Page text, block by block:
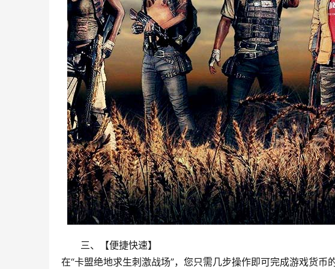
三、【便捷快速】
在“卡盟绝地求生刺激战场”，您只需几步操作即可完成游戏货